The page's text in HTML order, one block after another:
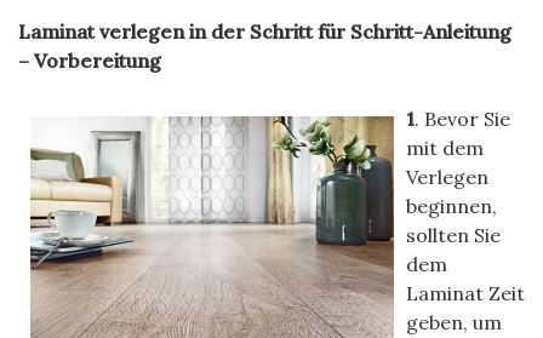
Laminat verlegen in der Schritt für Schritt-Anleitung
– Vorbereitung
1. Bevor Sie
mit dem
Verlegen
beginnen,
sollten Sie
dem
Laminat Zeit
geben, um